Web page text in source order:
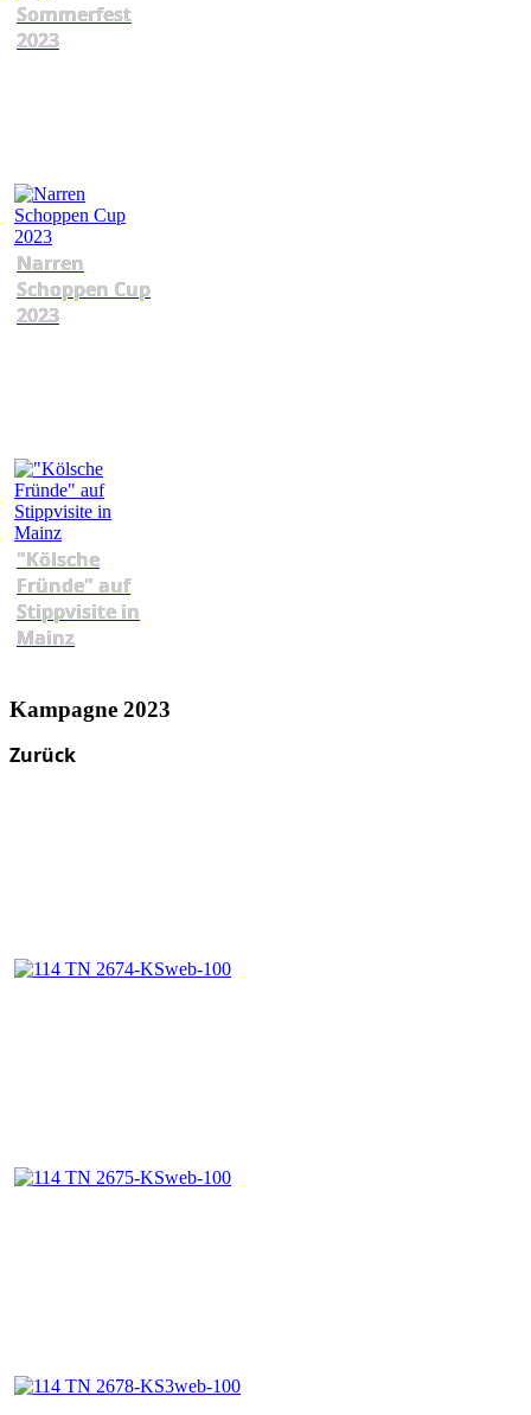
Sommerfest
2023
Narren
Schoppen Cup
2023
"Kölsche
Fründe" auf
Stippvisite in
Mainz
Kampagne 2023
Zurück